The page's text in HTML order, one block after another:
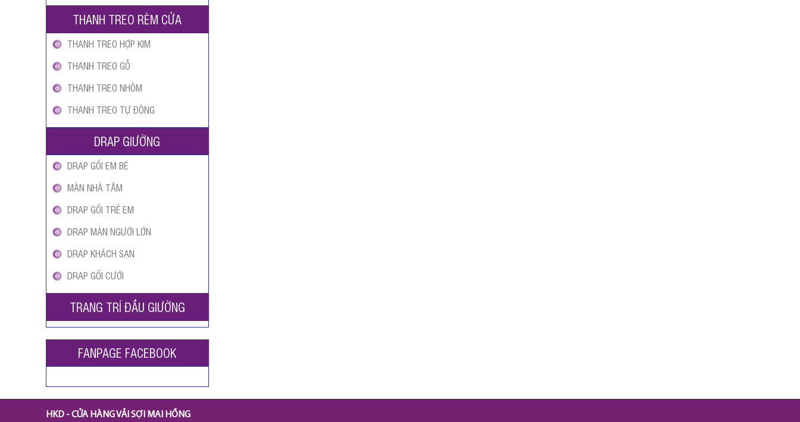
THANH TREO RÈM CỬA
THANH TREO HỢP KIM
THANH TREO GỖ
THANH TREO NHÔM
THANH TREO TỰ ĐỘNG
DRAP GIƯỜNG
DRAP GỐI EM BÉ
MÀN NHÀ TẮM
DRAP GỐI TRẺ EM
DRAP MÀN NGƯỜI LỚN
DRAP KHÁCH SẠN
DRAP GỐI CƯỚI
TRANG TRÍ ĐẦU GIƯỜNG
FANPAGE FACEBOOK
HKD - CỬA HÀNG VẢI SỢI MAI HỒNG